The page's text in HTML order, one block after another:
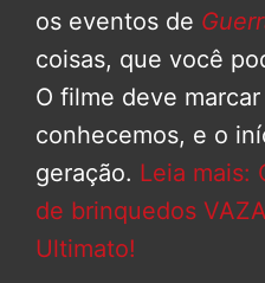
os eventos de
coisas, que você
O filme deve
conhecemos, e o
geração. Leia mais:
de brinquedos
Ultimato!